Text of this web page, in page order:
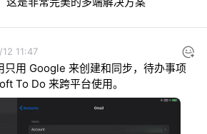
11:47
只用 Google 来创建和同步，待办事项
To Do 来跨平台使用。